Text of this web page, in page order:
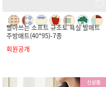
빨아쓰는 소프트 규조토 욕실 발매트
주방매트(40*95)-7종
회원공개